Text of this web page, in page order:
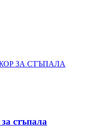
стъпала